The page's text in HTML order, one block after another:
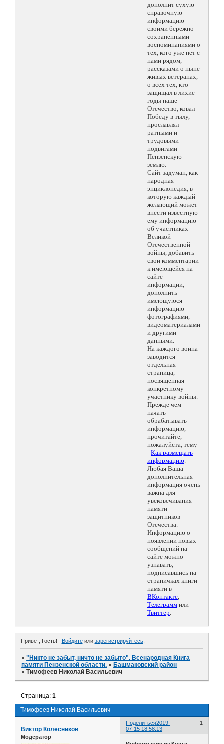
дополнит сухую
справочную
информацию
своими бережно
сохраненными
воспоминаниями о
тех, кого уже нет с
нами рядом,
рассказами о ныне
живых ветеранах,
о всех тех, кто
защищал в лихие
годы наше
Отечество, ковал
Победу в тылу,
прославлял
ратными и
трудовыми
подвигами
Пензенскую
землю.
Сайт задуман, как
народная
энциклопедия, в
которую каждый
желающий может
внести известную
ему информацию
об участниках
Великой
Отечественной
войны, добавить
свои комментарии
к имеющейся на
сайте
информации,
дополнить
имеющуюся
информацию
фотографиями,
видеоматериалами
и другими
данными.
На каждого воина
заводится
отдельная
страница,
посвященная
конкретному
участнику войны.
Прежде чем
начать
обрабатывать
информацию,
прочитайте,
пожалуйста, тему
- Как размещать
информацию.
Любая Ваша
дополнительная
информация очень
важна для
увековечивания
памяти
защитников
Отечества.
Информацию о
появлении новых
сообщений на
сайте можно
узнавать,
подписавшись на
страничках книги
памяти в
ВКонтакте,
Телеграмм или
Твиттер.
Привет, Гость! Войдитеили зарегистрируйтесь.
»"Никто не забыт, ничто не забыто". Всенародная Книга
памяти Пензенской области. » Башмаковский район
»Тимофеев Николай Васильевич
Тимофеев Николай Васильевич
Страница:1
Поделиться 1
2019-
07-15 18:58:13
Виктор Колесников
Модератор